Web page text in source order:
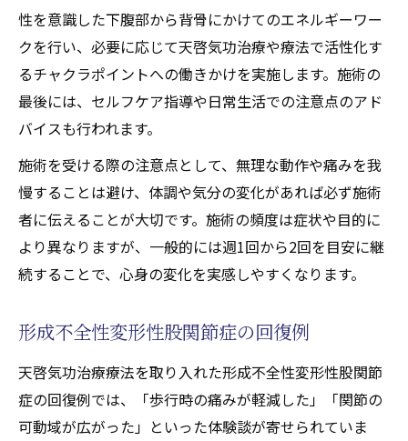
性を意識した下腹部から背骨にかけてのエネルギーワー
クを行い、必要に応じて天啓気功治療や療法で活性化す
るチャクラポイントへの働きかけを実施します。施術の
最後には、セルフケア指導や日常生活での注意点のアド
バイスも行われます。
施術を受ける際の注意点として、無理な動作や痛みを我
慢することは避け、体調や気分の変化があれば必ず施術
者に伝えることが大切です。施術の頻度は症状や目的に
より異なりますが、一般的には週1回から2回を目安に継
続することで、心身の変化を実感しやすくなります。
形成不全性変形性股関節症の回復例
天啓気功治療療法を取り入れた形成不全性変形性股関節
症の回復例では、「歩行時の痛みが軽減した」「関節の
可動域が広がった」といった体験談が寄せられていま